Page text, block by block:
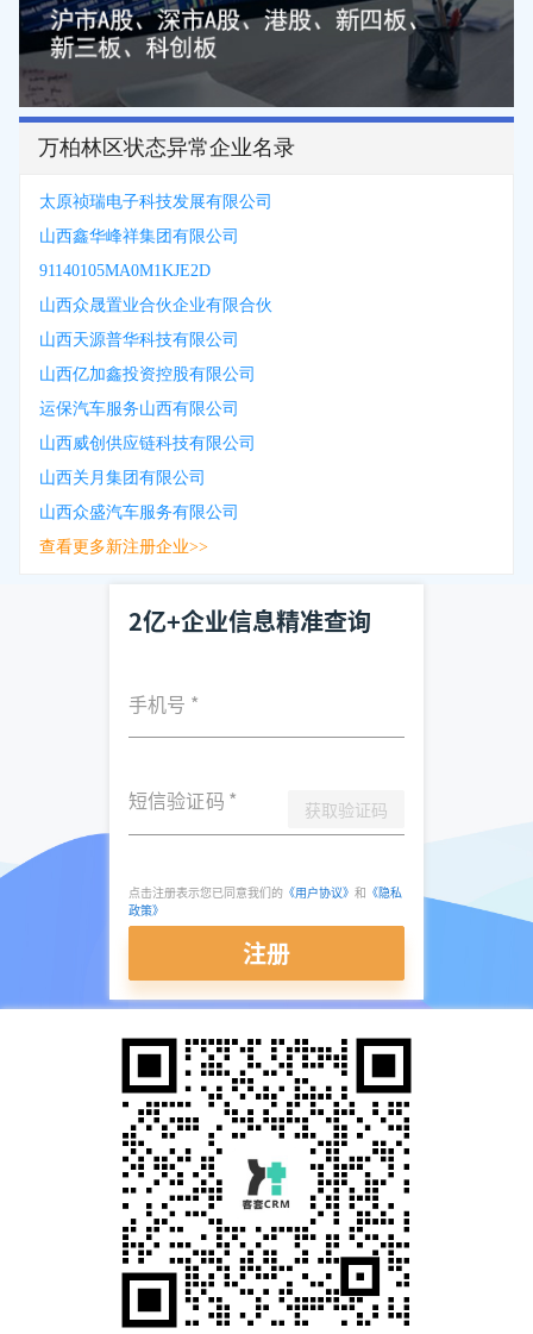
万柏林区状态异常企业名录
太原祯瑞电子科技发展有限公司
山西鑫华峰祥集团有限公司
91140105MA0M1KJE2D
山西众晟置业合伙企业有限合伙
山西天源普华科技有限公司
山西亿加鑫投资控股有限公司
运保汽车服务山西有限公司
山西威创供应链科技有限公司
山西关月集团有限公司
山西众盛汽车服务有限公司
查看更多新注册企业>>
2亿+企业信息精准查询
手机号 *
短信验证码 * 获取验证码
点击注册表示您已同意我们的 《用户协议》 和 《隐私
政策》
注册